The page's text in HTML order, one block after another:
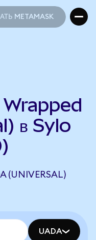
METAMASK
Wrapped
в Sylo
(UNIVERSAL)
UADA